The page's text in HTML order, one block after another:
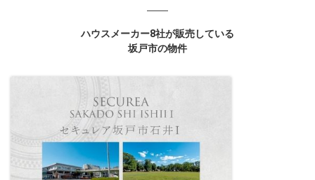
ハウスメーカー8社が販売している
坂戸市の物件